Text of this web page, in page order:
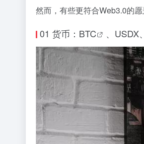
然而，有些更符合Web3.0的
01 货币： BTC 、USDX